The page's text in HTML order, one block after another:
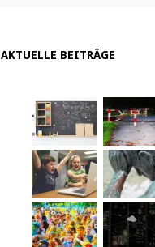
AKTUELLE BEITRÄGE